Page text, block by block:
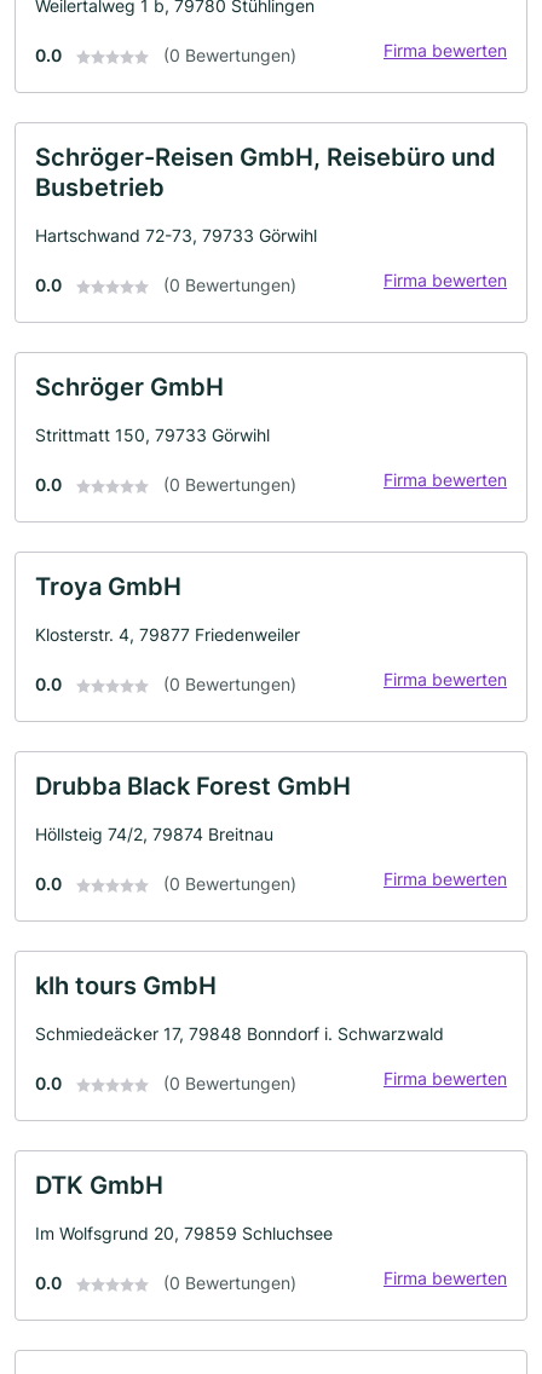
Weilertalweg 1 b, 79780 Stühlingen
0.0 (0 Bewertungen) Firma bewerten
Schröger-Reisen GmbH, Reisebüro und
Busbetrieb
Hartschwand 72-73, 79733 Görwihl
0.0 (0 Bewertungen) Firma bewerten
Schröger GmbH
Strittmatt 150, 79733 Görwihl
0.0 (0 Bewertungen) Firma bewerten
Troya GmbH
Klosterstr. 4, 79877 Friedenweiler
0.0 (0 Bewertungen) Firma bewerten
Drubba Black Forest GmbH
Höllsteig 74/2, 79874 Breitnau
0.0 (0 Bewertungen) Firma bewerten
klh tours GmbH
Schmiedeäcker 17, 79848 Bonndorf i. Schwarzwald
0.0 (0 Bewertungen) Firma bewerten
DTK GmbH
Im Wolfsgrund 20, 79859 Schluchsee
0.0 (0 Bewertungen) Firma bewerten